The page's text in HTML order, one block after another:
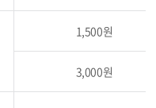
1,500원
3,000원